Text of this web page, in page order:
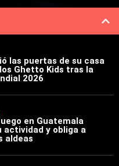
las puertas de su casa
Ghetto Kids tras la
2026
en Guatemala
actividad y obliga a
aldeas